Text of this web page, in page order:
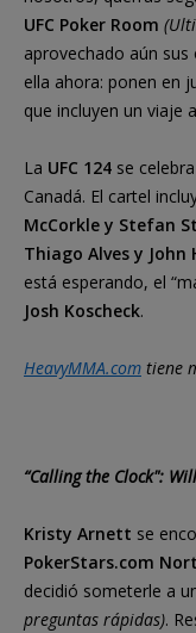
UFC Poker Room
aprovechado aún
ella ahora: ponen en
que incluyen un viaje
La UFC 124 se
Canadá. El cartel
McCorkle y Stefan
Thiago Alves y John
está esperando, el
Josh Koscheck.
HeavyMMA.com tiene
“Calling the Clock":
Kristy Arnett se
PokerStars.com
decidió someterle a
preguntas rápidas).